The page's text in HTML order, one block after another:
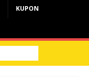
KUPON